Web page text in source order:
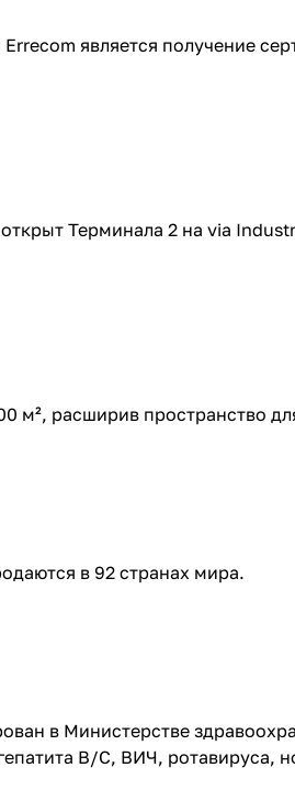
является получение
Терминала 2 на via
м², расширив пространство
в 92 странах мира.
в Министерстве
В/С, ВИЧ, ротавируса,